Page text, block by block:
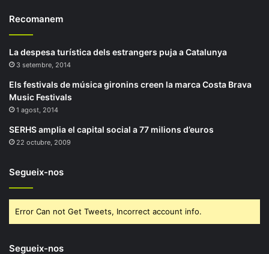
Recomanem
La despesa turística dels estrangers puja a Catalunya
3 setembre, 2014
Els festivals de música gironins creen la marca Costa Brava
Music Festivals
1 agost, 2014
SERHS amplia el capital social a 77 milions d’euros
22 octubre, 2009
Segueix-nos
Error Can not Get Tweets, Incorrect account info.
Segueix-nos